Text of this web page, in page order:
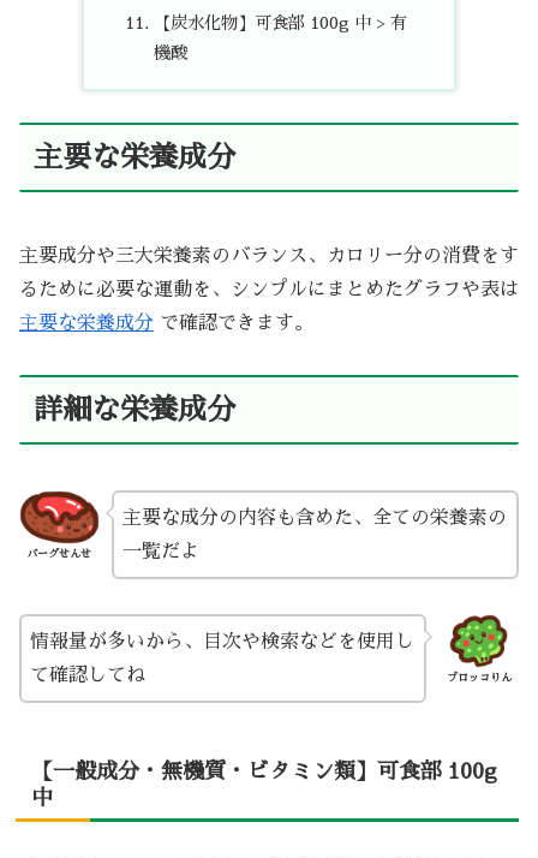
【炭水化物】可食部 100g 中 > 有
機酸
主要な栄養成分
主要成分や三大栄養素のバランス、カロリー分の消費をす
るために必要な運動を、シンプルにまとめたグラフや表は
主要な栄養成分 で確認できます。
詳細な栄養成分
バーグせんせ
主要な成分の内容も含めた、全ての栄養素の
一覧だよ
ブロッコりん
情報量が多いから、目次や検索などを使用し
て確認してね
【一般成分・無機質・ビタミン類】可食部 100g
中